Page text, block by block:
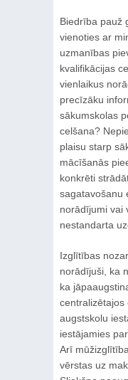
Biedrība pauž
vienoties ar
uzmanības
kvalifikācijas
vienlaikus
precīzāku
sākumskolas
celšana?
plaisu starp
mācīšanās
konkrēti
sagatavošanu
norādījumi vai
nestandarta
Izglītības
norādījuši, ka
ka
centralizētajos
augstskolu
iestājamies
Arī
vērstas uz